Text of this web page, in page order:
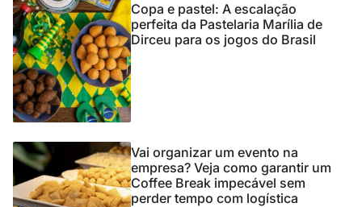
Copa e pastel: A escalação
perfeita da Pastelaria Marília de
Dirceu para os jogos do Brasil
Vai organizar um evento na
empresa? Veja como garantir um
Coffee Break impecável sem
perder tempo com logística